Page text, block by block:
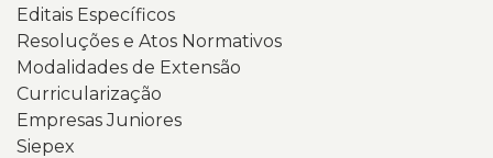
Editais Específicos
Resoluções e Atos Normativos
Modalidades de Extensão
Curricularização
Empresas Juniores
Siepex